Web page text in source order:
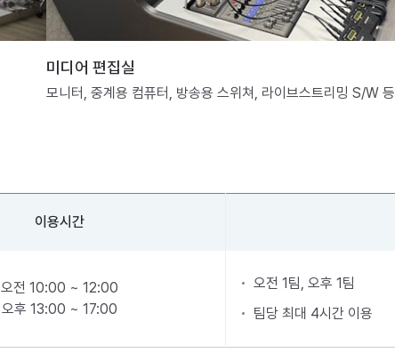
미디어 편집실
모니터, 중계용 컴퓨터, 방송용 스위쳐, 라이브스트리밍 S/W 등
이용시간
오전 10:00 ~ 12:00
오후 13:00 ~ 17:00
오전 1팀, 오후 1팀
팀당 최대 4시간 이용